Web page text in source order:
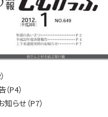
P4）
らせ（P7）